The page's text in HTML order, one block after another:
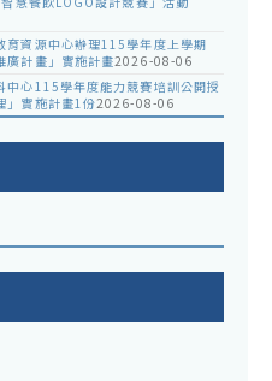
育資源中心辦理115學年度上學期
廣計畫」實施計畫2026-08-06
中心115學年度能力競賽培訓公開授
」實施計畫1份2026-08-06